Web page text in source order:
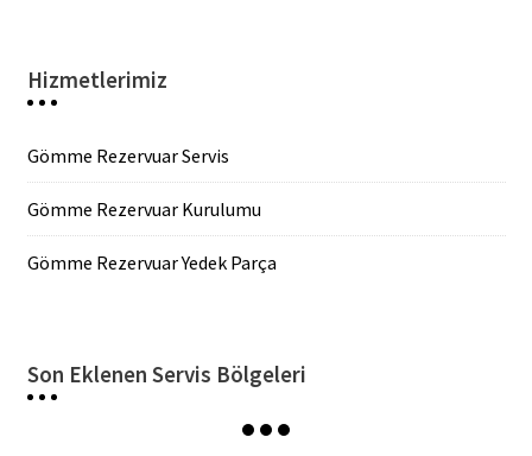
Hizmetlerimiz
Gömme Rezervuar Servis
Gömme Rezervuar Kurulumu
Gömme Rezervuar Yedek Parça
Son Eklenen Servis Bölgeleri